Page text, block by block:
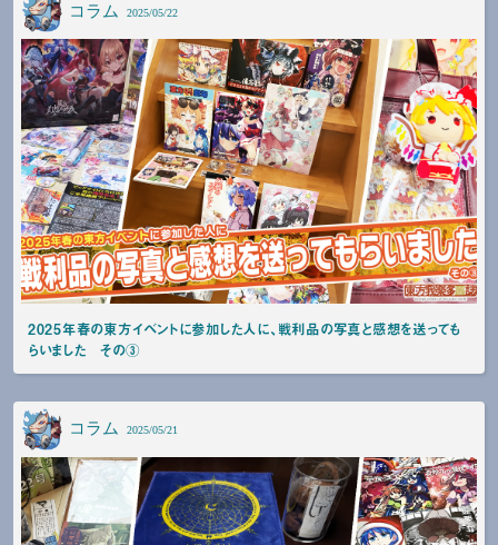
コラム 2025/05/22
2025年春の東方イベントに参加した人に、戦利品の写真と感想を送っても
らいました その③
コラム 2025/05/21